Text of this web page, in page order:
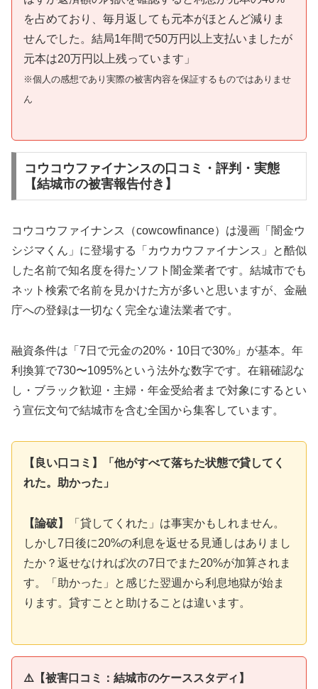
を占めており、毎月返しても元本がほとんど減りま
せんでした。結局1年間で50万円以上支払いましたが
元本は20万円以上残っています」
※個人の感想であり実際の被害内容を保証するものではありませ
ん
コウコウファイナンスの口コミ・評判・実態
【結城市の被害報告付き】
コウコウファイナンス（cowcowfinance）は漫画「闇金ウ
シジマくん」に登場する「カウカウファイナンス」と酷似
した名前で知名度を得たソフト闇金業者です。結城市でも
ネット検索で名前を見かけた方が多いと思いますが、金融
庁への登録は一切なく完全な違法業者です。
融資条件は「7日で元金の20%・10日で30%」が基本。年
利換算で730〜1095%という法外な数字です。在籍確認な
し・ブラック歓迎・主婦・年金受給者まで対象にするとい
う宣伝文句で結城市を含む全国から集客しています。
【良い口コミ】「他がすべて落ちた状態で貸してく
れた。助かった」
【論破】
「貸してくれた」は事実かもしれません。
しかし7日後に20%の利息を返せる見通しはありまし
たか？返せなければ次の7日でまた20%が加算されま
す。「助かった」と感じた翌週から利息地獄が始ま
ります。貸すことと助けることは違います。
⚠️【被害口コミ：結城市のケーススタディ】